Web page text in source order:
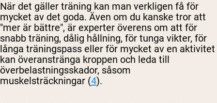
När det gäller träning kan man verkligen få för
mycket av det goda. Även om du kanske tror att
"mer är bättre", är experter överens om att för
snabb träning, dålig hållning, för tunga vikter, för
långa träningspass eller för mycket av en aktivitet
kan överanstränga kroppen och leda till
överbelastningsskador, såsom
muskelsträckningar (4).